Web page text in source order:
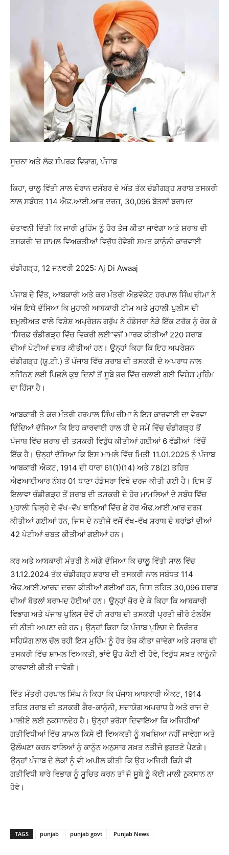
ਸੂਚਨਾ ਅਤੇ ਲੋਕ ਸੰਪਰਕ ਵਿਭਾਗ, ਪੰਜਾਬ
ਕਿਹਾ, ਚਾਲੂ ਵਿੱਤੀ ਸਾਲ ਦੌਰਾਨ ਦਸੰਬਰ ਦੇ ਅੰਤ ਤੱਕ ਚੰਡੀਗੜ੍ਹ ਸ਼ਰਾਬ ਤਸਕਰੀ
ਨਾਲ ਸਬੰਧਤ 114 ਐਫ.ਆਈ.ਆਰ ਦਰਜ, 30,096 ਬੋਤਲਾਂ ਬਰਾਮਦ
ਚੇਤਾਵਨੀ ਦਿੱਤੀ ਕਿ ਜਾਰੀ ਮੁਹਿੰਮ ਨੂੰ ਹੋਰ ਤੇਜ਼ ਕੀਤਾ ਜਾਵੇਗਾ ਅਤੇ ਸ਼ਰਾਬ ਦੀ
ਤਸਕਰੀ ’ਚ ਸ਼ਾਮਲ ਵਿਅਕਤੀਆਂ ਵਿਰੁੱਧ ਹੋਵੇਗੀ ਸਖ਼ਤ ਕਾਨੂੰਨੀ ਕਾਰਵਾਈ
ਚੰਡੀਗੜ੍ਹ, 12 ਜਨਵਰੀ 2025: Aj Di Awaaj
ਪੰਜਾਬ ਦੇ ਵਿੱਤ, ਆਬਕਾਰੀ ਅਤੇ ਕਰ ਮੰਤਰੀ ਐਡਵੋਕੇਟ ਹਰਪਾਲ ਸਿੰਘ ਚੀਮਾ ਨੇ
ਅੱਜ ਇਥੇ ਦੱਸਿਆ ਕਿ ਮੁਹਾਲੀ ਆਬਕਾਰੀ ਟੀਮ ਅਤੇ ਮੁਹਾਲੀ ਪੁਲੀਸ ਦੀ
ਸ਼ਮੂਲੀਅਤ ਵਾਲੇ ਵਿਸ਼ੇਸ਼ ਅਪ੍ਰੇਸ਼ਨ ਗਰੁੱਪ ਨੇ ਹੰਡੇਸਰਾ ਨੇੜੇ ਇੱਕ ਟਰੱਕ ਨੂੰ ਰੋਕ ਕੇ
“ਸਿਰਫ਼ ਚੰਡੀਗੜ੍ਹ ਵਿੱਚ ਵਿਕਰੀ ਲਈ”ਵਜੋਂ ਮਾਰਕ ਕੀਤੀਆਂ 220 ਸ਼ਰਾਬ
ਦੀਆਂ ਪੇਟੀਆਂ ਜ਼ਬਤ ਕੀਤੀਆਂ ਹਨ। ਉਨ੍ਹਾਂ ਕਿਹਾ ਕਿ ਇਹ ਅਪਰੇਸ਼ਨ
ਚੰਡੀਗੜ੍ਹ (ਯੂ.ਟੀ.) ਤੋਂ ਪੰਜਾਬ ਵਿੱਚ ਸ਼ਰਾਬ ਦੀ ਤਸਕਰੀ ਦੇ ਅਪਰਾਧ ਨਾਲ
ਨਜਿੱਠਣ ਲਈ ਪਿਛਲੇ ਕੁਝ ਦਿਨਾਂ ਤੋਂ ਸੂਬੇ ਭਰ ਵਿੱਚ ਚਲਾਈ ਗਈ ਵਿਸ਼ੇਸ਼ ਮੁਹਿੰਮ
ਦਾ ਹਿੱਸਾ ਹੈ।
ਆਬਕਾਰੀ ਤੇ ਕਰ ਮੰਤਰੀ ਹਰਪਾਲ ਸਿੰਘ ਚੀਮਾ ਨੇ ਇਸ ਕਾਰਵਾਈ ਦਾ ਵੇਰਵਾ
ਦਿੰਦਿਆਂ ਦੱਸਿਆ ਕਿ ਇਹ ਕਾਰਵਾਈ ਹਾਲ ਹੀ ਦੇ ਸਮੇਂ ਵਿੱਚ ਚੰਡੀਗੜ੍ਹ ਤੋਂ
ਪੰਜਾਬ ਵਿੱਚ ਸ਼ਰਾਬ ਦੀ ਤਸਕਰੀ ਵਿਰੁੱਧ ਕੀਤੀਆਂ ਗਈਆਂ 6 ਵੱਡੀਆਂ ਵਿੱਚੋਂ
ਇੱਕ ਹੈ। ਉਨ੍ਹਾਂ ਦੱਸਿਆ ਕਿ ਇਸ ਮਾਮਲੇ ਵਿੱਚ ਮਿਤੀ 11.01.2025 ਨੂੰ ਪੰਜਾਬ
ਆਬਕਾਰੀ ਐਕਟ, 1914 ਦੀ ਧਾਰਾ 61(1)(14) ਅਤੇ 78(2) ਤਹਿਤ
ਐਫਆਈਆਰ ਨੰਬਰ 01 ਥਾਣਾ ਹੰਡੇਸਰਾ ਵਿਖੇ ਦਰਜ ਕੀਤੀ ਗਈ ਹੈ। ਇਸ ਤੋਂ
ਇਲਾਵਾ ਚੰਡੀਗੜ੍ਹ ਤੋਂ ਸ਼ਰਾਬ ਦੀ ਤਸਕਰੀ ਦੇ ਹੋਰ ਮਾਮਲਿਆਂ ਦੇ ਸਬੰਧ ਵਿੱਚ
ਮੁਹਾਲੀ ਜ਼ਿਲ੍ਹੇ ਦੇ ਵੱਖ-ਵੱਖ ਥਾਣਿਆਂ ਵਿੱਚ ਛੇ ਹੋਰ ਐਫ.ਆਈ.ਆਰ ਦਰਜ
ਕੀਤੀਆਂ ਗਈਆਂ ਹਨ, ਜਿਸ ਦੇ ਨਤੀਜੇ ਵਜੋਂ ਵੱਖ-ਵੱਖ ਸ਼ਰਾਬ ਦੇ ਬਰਾਂਡਾਂ ਦੀਆਂ
42 ਪੇਟੀਆਂ ਜ਼ਬਤ ਕੀਤੀਆਂ ਗਈਆਂ ਹਨ।
ਕਰ ਅਤੇ ਆਬਕਾਰੀ ਮੰਤਰੀ ਨੇ ਅੱਗੇ ਦੱਸਿਆ ਕਿ ਚਾਲੂ ਵਿੱਤੀ ਸਾਲ ਵਿੱਚ
31.12.2024 ਤੱਕ ਚੰਡੀਗੜ੍ਹ ਸ਼ਰਾਬ ਦੀ ਤਸਕਰੀ ਨਾਲ ਸਬੰਧਤ 114
ਐਫ.ਆਈ.ਆਰਜ਼ ਦਰਜ ਕੀਤੀਆਂ ਗਈਆਂ ਹਨ, ਜਿਸ ਤਹਿਤ 30,096 ਸ਼ਰਾਬ
ਦੀਆਂ ਬੋਤਲਾਂ ਬਰਾਮਦ ਹੋਈਆਂ ਹਨ। ਉਨ੍ਹਾਂ ਜ਼ੋਰ ਦੇ ਕੇ ਕਿਹਾ ਕਿ ਆਬਕਾਰੀ
ਵਿਭਾਗ ਅਤੇ ਪੰਜਾਬ ਪੁਲਿਸ ਦੋਵੇਂ ਹੀ ਸ਼ਰਾਬ ਦੀ ਤਸਕਰੀ ਪ੍ਰਤੀ ਜ਼ੀਰੋ ਟੋਲਰੈਂਸ
ਦੀ ਨੀਤੀ ਅਪਣਾ ਰਹੇ ਹਨ। ਉਨ੍ਹਾਂ ਕਿਹਾ ਕਿ ਪੰਜਾਬ ਪੁਲਿਸ ਦੇ ਨਿਰੰਤਰ
ਸਹਿਯੋਗ ਨਾਲ ਚੱਲ ਰਹੀ ਇਸ ਮੁਹਿੰਮ ਨੂੰ ਹੋਰ ਤੇਜ਼ ਕੀਤਾ ਜਾਵੇਗਾ ਅਤੇ ਸ਼ਰਾਬ ਦੀ
ਤਸਕਰੀ ਵਿੱਚ ਸ਼ਾਮਲ ਵਿਅਕਤੀ, ਭਾਂਵੇ ਉਹ ਕੋਈ ਵੀ ਹੋਵੇ, ਵਿਰੁੱਧ ਸਖ਼ਤ ਕਾਨੂੰਨੀ
ਕਾਰਵਾਈ ਕੀਤੀ ਜਾਵੇਗੀ।
ਵਿੱਤ ਮੰਤਰੀ ਹਰਪਾਲ ਸਿੰਘ ਨੇ ਕਿਹਾ ਕਿ ਪੰਜਾਬ ਆਬਕਾਰੀ ਐਕਟ, 1914
ਤਹਿਤ ਸ਼ਰਾਬ ਦੀ ਤਸਕਰੀ ਗੈਰ-ਕਾਨੂੰਨੀ, ਸਜ਼ਾਯੋਗ ਅਪਰਾਧ ਹੈ ਅਤੇ ਰਾਜ ਦੇ
ਮਾਲੀਏ ਲਈ ਨੁਕਸਾਨਦੇਹ ਹੈ। ਉਨ੍ਹਾਂ ਭਰੋਸਾ ਦਿਵਾਇਆ ਕਿ ਅਜਿਹੀਆਂ
ਗਤੀਵਿਧੀਆਂ ਵਿੱਚ ਸ਼ਾਮਲ ਕਿਸੇ ਵੀ ਵਿਅਕਤੀ ਨੂੰ ਬਖਸ਼ਿਆ ਨਹੀਂ ਜਾਵੇਗਾ ਅਤੇ
ਉਲੰਘਣਾ ਕਰਨ ਵਾਲਿਆਂ ਨੂੰ ਕਾਨੂੰਨ ਅਨੁਸਾਰ ਸਖ਼ਤ ਨਤੀਜੇ ਭੁਗਤਣੇ ਪੈਣਗੇ।
ਉਨ੍ਹਾਂ ਪੰਜਾਬ ਦੇ ਲੋਕਾਂ ਨੂੰ ਵੀ ਅਪੀਲ ਕੀਤੀ ਕਿ ਉਹ ਅਜਿਹੀ ਕਿਸੇ ਵੀ
ਗਤੀਵਿਧੀ ਬਾਰੇ ਵਿਭਾਗ ਨੂੰ ਸੂਚਿਤ ਕਰਨ ਤਾਂ ਜੋ ਸੂਬੇ ਨੂੰ ਕੋਈ ਮਾਲੀ ਨੁਕਸਾਨ ਨਾ
ਹੋਵੇ।
TAGS punjab punjab govt Punjab News